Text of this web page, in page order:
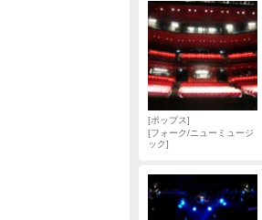
ポップス
フォーク/ニューミュージ
ック